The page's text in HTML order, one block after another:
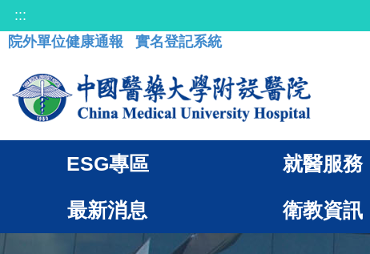
:::
院外單位健康通報
實名登記系統
ESG專區 就醫服務
最新消息 衛教資訊